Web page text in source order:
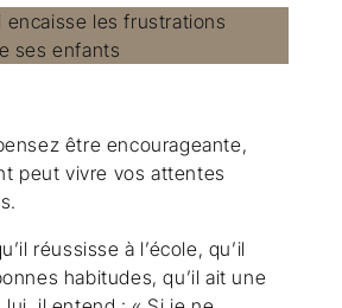
être encourageante,
peut vivre vos attentes
réussisse à l’école, qu’il
habitudes, qu’il ait une